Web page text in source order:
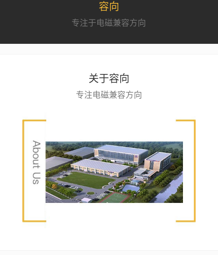
容向
专注于电磁兼容方向
关于容向
专注电磁兼容方向